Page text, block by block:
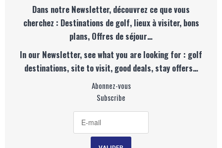
Dans notre Newsletter, découvrez ce que vous
cherchez : Destinations de golf, lieux à visiter, bons
plans, Offres de séjour…
In our Newsletter, see what you are looking for : golf
destinations, site to visit, good deals, stay offers…
Abonnez-vous
Subscribe